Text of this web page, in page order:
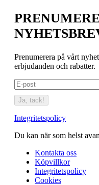
Prenumerera på vårt
erbjudanden och rabatter.
Ja, tack!
Integritetspolicy
Du kan när som helst
Kontakta oss
Köpvillkor
Integritetspolicy
Cookies